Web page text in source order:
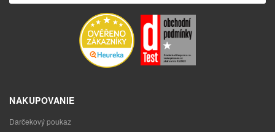
NAKUPOVANIE
Darčekový poukaz